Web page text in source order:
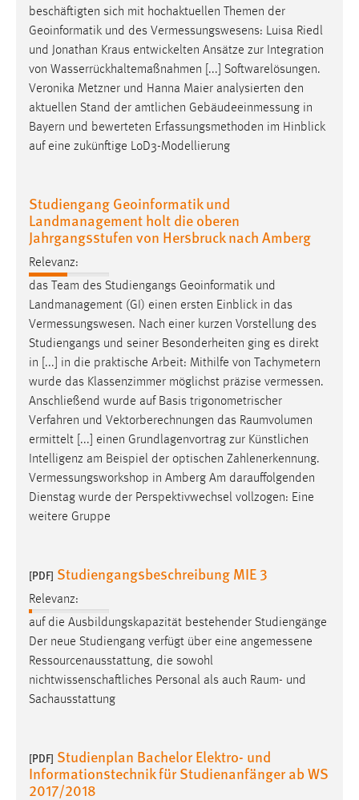
beschäftigten sich mit hochaktuellen Themen der
Geoinformatik und des Vermessungswesens: Luisa Riedl
und Jonathan Kraus entwickelten Ansätze zur Integration
von Wasserrückhaltemaßnahmen [...] Softwarelösungen.
Veronika Metzner und Hanna Maier analysierten den
aktuellen Stand der amtlichen Gebäudeeinmessung in
Bayern und bewerteten Erfassungsmethoden im Hinblick
auf eine zukünftige LoD3-Modellierung
Studiengang Geoinformatik und
Landmanagement holt die oberen
Jahrgangsstufen von Hersbruck nach Amberg
Relevanz:
das Team des Studiengangs Geoinformatik und
Landmanagement (GI) einen ersten Einblick in das
Vermessungswesen. Nach einer kurzen Vorstellung des
Studiengangs und seiner Besonderheiten ging es direkt
in [...] in die praktische Arbeit: Mithilfe von Tachymetern
wurde das Klassenzimmer möglichst präzise vermessen.
Anschließend wurde auf Basis trigonometrischer
Verfahren und Vektorberechnungen das Raumvolumen
ermittelt [...] einen Grundlagenvortrag zur Künstlichen
Intelligenz am Beispiel der optischen Zahlenerkennung.
Vermessungsworkshop in Amberg Am darauffolgenden
Dienstag wurde der Perspektivwechsel vollzogen: Eine
weitere Gruppe
[PDF] Studiengangsbeschreibung MIE 3
Relevanz:
auf die Ausbildungskapazität bestehender Studiengänge
Der neue Studiengang verfügt über eine angemessene
Ressourcenausstattung, die sowohl
nichtwissenschaftliches Personal als auch Raum- und
Sachausstattung
[PDF] Studienplan Bachelor Elektro- und
Informationstechnik für Studienanfänger ab WS
2017/2018
Login
Name:
fe_user, be_user, be_lastLoginProvider
Zweck:
Dieser Cookie ist notwendig um sich an der Website
einloggen zu können.
STATISTIK
Statistik Cookies erfassen Informationen anonym.
Diese Informationen helfen uns zu verstehen, wie
unsere Besucher unsere Website nutzen.
Matomo
Name:
Zweck:
Zugriffsstatistik
Cookie Laufzeit:
Max. 13 Monate
Marketing Cookies werden von Drittanbietern
verwendet, um personalisierte Werbung anzuzeigen.
Sie tun dies, indem sie Besucher über Websites
hinweg verfolgen.
Google Ads
Name:
Anbieter:
Google Ireland Limited